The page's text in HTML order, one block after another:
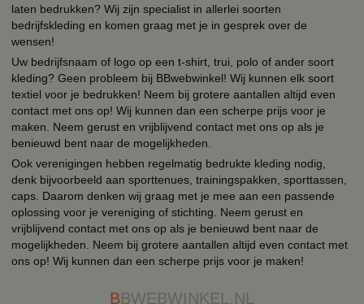
laten bedrukken? Wij zijn specialist in allerlei soorten
bedrijfskleding en komen graag met je in gesprek over de
wensen!
Uw bedrijfsnaam of logo op een t-shirt, trui, polo of ander soort
kleding? Geen probleem bij BBwebwinkel! Wij kunnen elk soort
textiel voor je bedrukken! Neem bij grotere aantallen altijd even
contact met ons op! Wij kunnen dan een scherpe prijs voor je
maken. Neem gerust en vrijblijvend contact met ons op als je
benieuwd bent naar de mogelijkheden.
Ook verenigingen hebben regelmatig bedrukte kleding nodig,
denk bijvoorbeeld aan sporttenues, trainingspakken, sporttassen,
caps. Daarom denken wij graag met je mee aan een passende
oplossing voor je vereniging of stichting. Neem gerust en
vrijblijvend contact met ons op als je benieuwd bent naar de
mogelijkheden. Neem bij grotere aantallen altijd even contact met
ons op! Wij kunnen dan een scherpe prijs voor je maken!
BBWEBWINKEL.NL